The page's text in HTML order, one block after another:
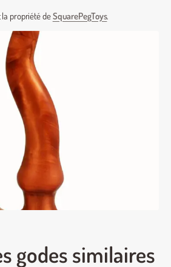
la propriété deSquarePegToys.
godes similaires